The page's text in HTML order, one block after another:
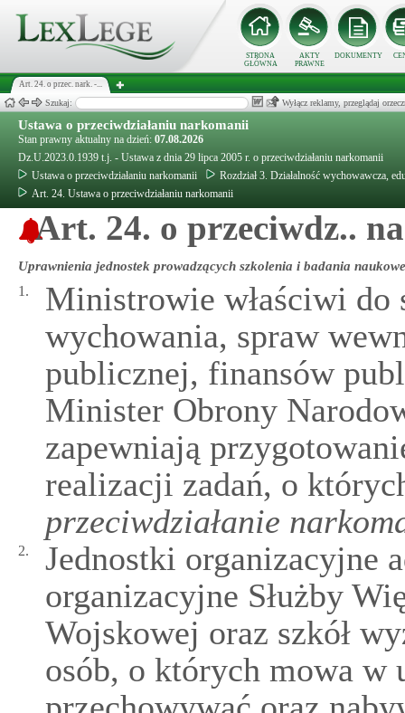
STRONA
GŁÓWNA
AKTY
PRAWNE
DOKUMENTY
Art. 24. o przec. nark. -...
Szukaj: Wyłącz reklamy, przeglądaj
Ustawa o przeciwdziałaniu narkomanii
Stan prawny aktualny na dzień: 07.08.2026
Dz.U.2023.0.1939 t.j. - Ustawa z dnia 29 lipca 2005 r. o przeciwdziałaniu narkomanii
Ustawa o przeciwdziałaniu narkomanii
Rozdział 3. Działalność wychowawcza,
Art. 24. Ustawa o przeciwdziałaniu narkomanii
Art. 24. o przeciwdz..
Uprawnienia jednostek prowadzących szkolenia i badania naukowe
1.
Ministrowie właściwi
wychowania, spraw
publicznej, finansów
Minister Obrony
zapewniają
realizacji zadań, o
przeciwdziałanie
2.
Jednostki organizacyjne
organizacyjne Służby
Wojskowej oraz szkół
osób, o których mowa w